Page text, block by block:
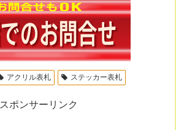
アクリル表札 ステッカー表札
スポンサーリンク